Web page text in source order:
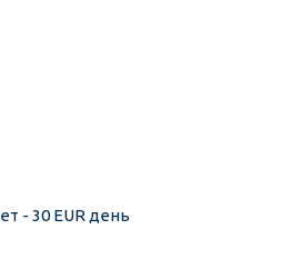
- 30 EUR день